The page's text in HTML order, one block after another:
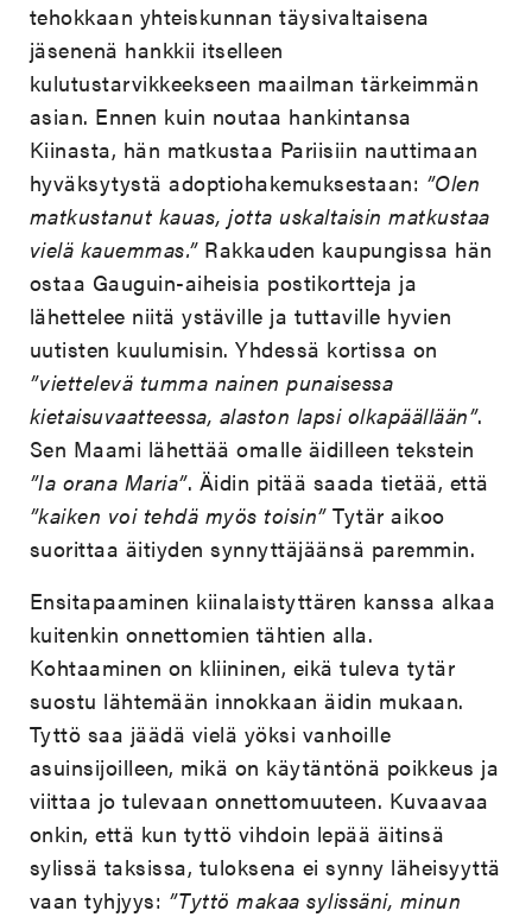
tehokkaan yhteiskunnan täysivaltaisena
jäsenenä hankkii itselleen
kulutustarvikkeekseen maailman tärkeimmän
asian. Ennen kuin noutaa hankintansa
Kiinasta, hän matkustaa Pariisiin nauttimaan
hyväksytystä adoptiohakemuksestaan: ”Olen
matkustanut kauas, jotta uskaltaisin matkustaa
vielä kauemmas.”Rakkauden kaupungissa hän
ostaa Gauguin-aiheisia postikortteja ja
lähettelee niitä ystäville ja tuttaville hyvien
uutisten kuulumisin. Yhdessä kortissa on
”viettelevä tumma nainen punaisessa
kietaisuvaatteessa, alaston lapsi olkapäällään”.
Sen Maami lähettää omalle äidilleen tekstein
”Ia orana Maria”. Äidin pitää saada tietää, että
”kaiken voi tehdä myös toisin”Tytär aikoo
suorittaa äitiyden synnyttäjäänsä paremmin.
Ensitapaaminen kiinalaistyttären kanssa alkaa
kuitenkin onnettomien tähtien alla.
Kohtaaminen on kliininen, eikä tuleva tytär
suostu lähtemään innokkaan äidin mukaan.
Tyttö saa jäädä vielä yöksi vanhoille
asuinsijoilleen, mikä on käytäntönä poikkeus ja
viittaa jo tulevaan onnettomuuteen. Kuvaavaa
onkin, että kun tyttö vihdoin lepää äitinsä
sylissä taksissa, tuloksena ei synny läheisyyttä
vaan tyhjyys: ”Tyttö makaa sylissäni, minun